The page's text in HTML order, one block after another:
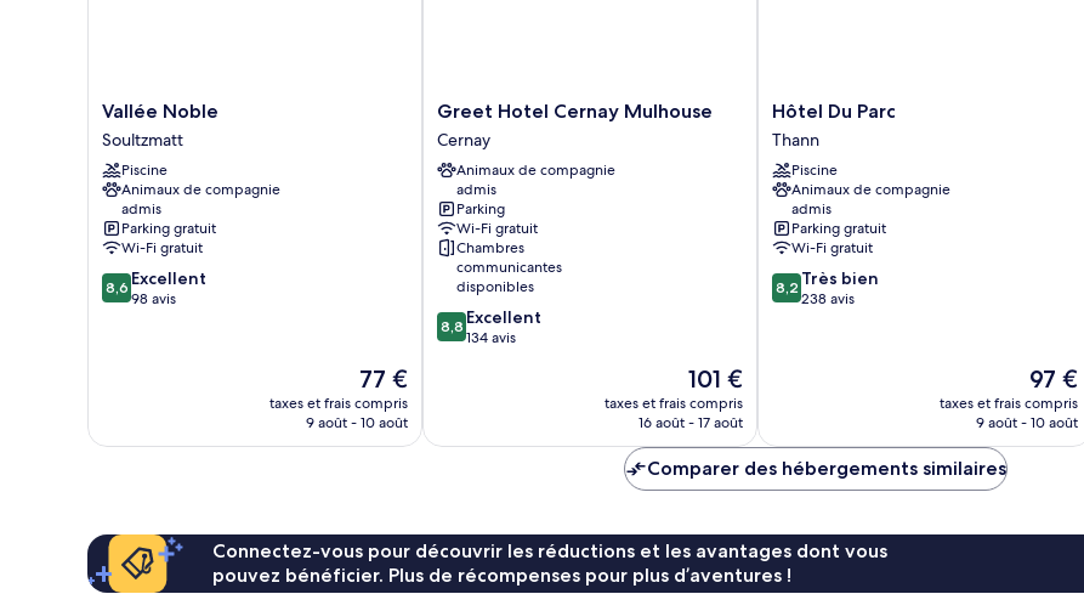
montagne
(Le
Studio)
Vallée
Noble
Soultzmatt
Vallée Noble
Soultzmatt
Piscine
Animaux de compagnie
admis
Parking gratuit
Wi-Fi gratuit
8.6
sur
8,6 Excellent
98 avis
Le
nouveau
prix
77 €
taxes et frais compris
9 août - 10 août
Greet
Hotel
Cernay
Mulhouse
Cernay
Greet Hotel Cernay Mulhouse
Cernay
Animaux de compagnie
admis
Parking
Wi-Fi gratuit
Chambres
communicantes
disponibles
8.8
sur
8,8 Excellent
134 avis
Le
nouveau
prix
de
101 €
101 €
taxes et frais compris
16 août - 17 août
Hôtel
Du
Parc
Thann
Hôtel Du Parc
Thann
Piscine
Animaux de compagnie
admis
Parking gratuit
Wi-Fi gratuit
8.2
sur
8,2 Très bien
238 avis
Le
nouveau
prix
97 €
taxes et frais compris
9 août - 10 août
Comparer des hébergements similaires
Connectez-vous pour découvrir les réductions et les avantages dont vous
pouvez bénéficier. Plus de récompenses pour plus d’aventures !